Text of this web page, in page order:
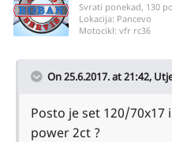
Svrati ponekad, 130
Lokacija: Pancevo
Motocikl: vfr rc36
On 25.6.2017. at 21:42,
Posto je set 120/
power 2ct ?